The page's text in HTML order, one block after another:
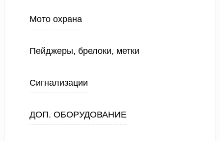
Мото охрана
Пейджеры, брелоки, метки
Сигнализации
ДОП. ОБОРУДОВАНИЕ